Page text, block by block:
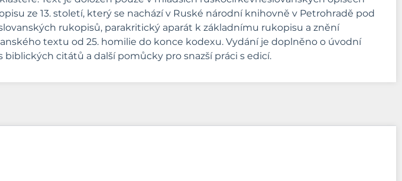
ze 13. století, který se nachází v Ruské národní knihovně v Petrohradě pod
rukopisů, parakritický aparát k základnímu rukopisu a znění
textu od 25. homilie do konce kodexu. Vydání je doplněno o úvodní
citátů a další pomůcky pro snazší práci s edicí.